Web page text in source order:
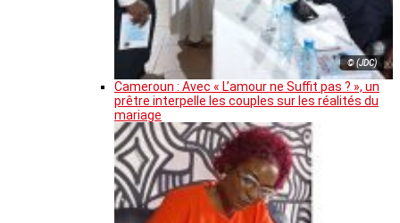
© (JDC)
Cameroun : Avec « L’amour ne Suffit pas ? », un
prêtre interpelle les couples sur les réalités du
mariage